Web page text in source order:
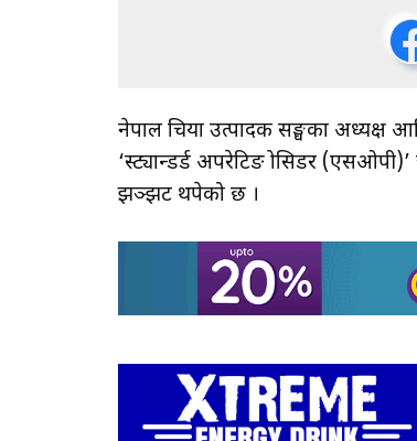
नेपाल चिया उत्पादक सङ्घका अध्यक्ष
‘स्ट्यान्डर्ड अपरेटिङ प्रोसिडर
झञ्झट थपेको छ ।